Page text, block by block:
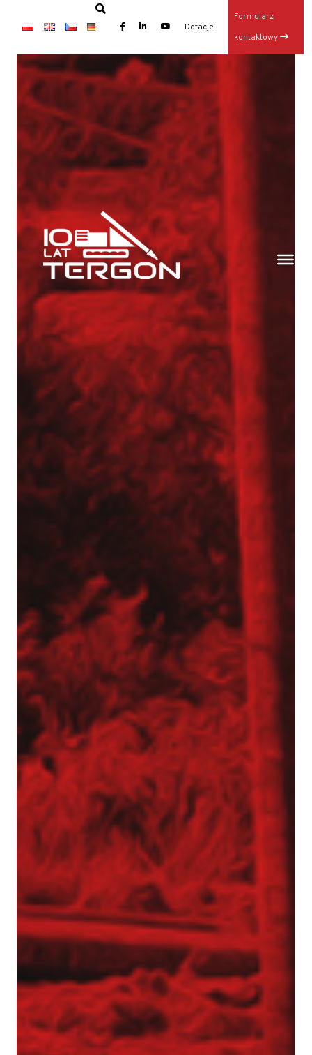
Dotacje
Formularz
kontaktowy×
Baza TERGON w dniu 14 lipca 2026
Wynajem maszyn
Jubileusz: 20-lecie KONKRET i 10-lecie TERGON
Operator Wiertnicy – Kotwiarki (K/M)
Galeria z otwarcia Bazy Sprzętu TERGON
Nasz najnowszy folder
Strona główna
Aktualności
Dotacje
Główna-old
Kariera
Młodszy mechanik / Serwisant maszyn
budowlanych (K/M)
Młodszy specjalista ds. bazy sprzętowej (K/M)
Praktyki (K/M) w Tergon!
Mechanik / serwisant (K/M)
Młodszy Inżynier Budowy (K/M)
Mechanik / serwisant maszyn budowlanych
(K/M)
Młodszy Inżynier Budowy (K/M)
Inżynier Budowy (K/M)
Specjalista ds. kosztorysowania i wycen (K/M)
Operator palownicy (K/M)
Projektant geotechniczny (K/M)
O nas
Park maszynowy
Specjaliści w dziedzinie geotechniki
Zespół Tergon
Polityka prywatności
Polityka prywatności
Realizujemy zlecenia na terenie całego kraju
Realizacje z zakresu geotechniki
Referencje
Specjalista / Specjalistka ds. ofertowania
Start
Technologie